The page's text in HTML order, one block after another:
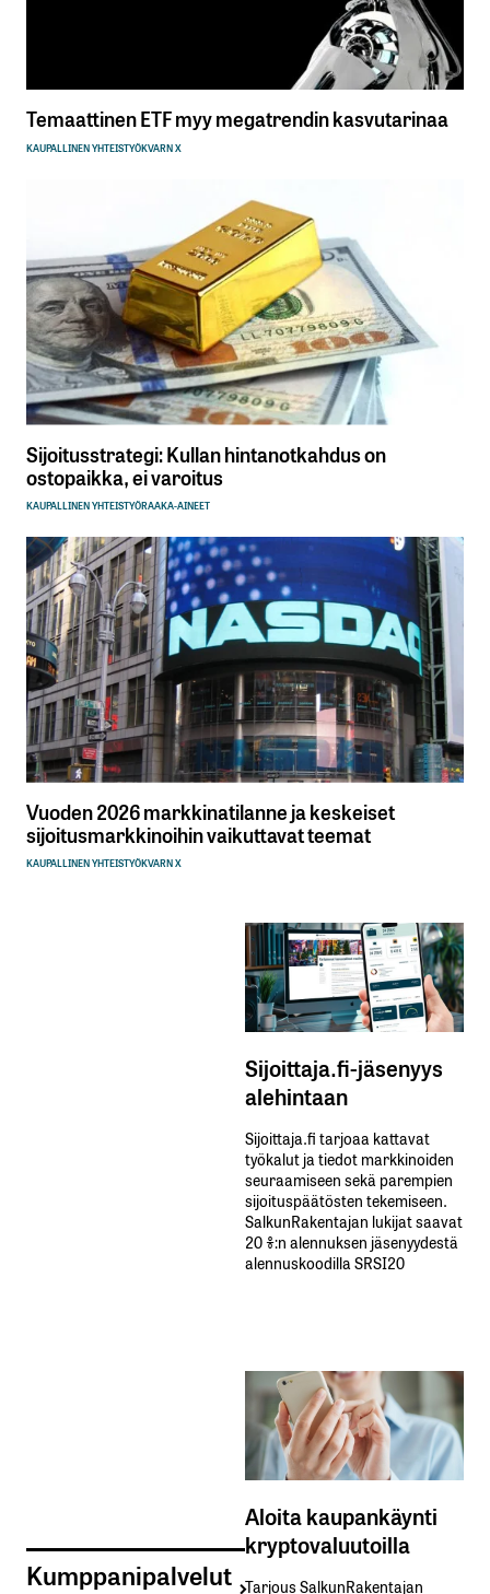
Kommentti*
Nimesi tai nimimerkkisi*
Sähköpostiosoitteesi
Tilaa SalkunRakentajan uutiskirje
Lähetä kommentti
Temaattinen ETF myy megatrendin kasvutarinaa
KAUPALLINEN YHTEISTYÖKVARN X
Sijoitusstrategi: Kullan hintanotkahdus on
ostopaikka, ei varoitus
KAUPALLINEN YHTEISTYÖRAAKA-AINEET
Vuoden 2026 markkinatilanne ja keskeiset
sijoitusmarkkinoihin vaikuttavat teemat
KAUPALLINEN YHTEISTYÖKVARN X
Kumppanipalvelut
Sijoittaja.fi-jäsenyys
alehintaan
Sijoittaja.fi tarjoaa kattavat
työkalut ja tiedot markkinoiden
seuraamiseen sekä parempien
sijoituspäätösten tekemiseen.
SalkunRakentajan lukijat saavat
20 %:n alennuksen jäsenyydestä
alennuskoodilla SRSI20
Aloita kaupankäynti
kryptovaluutoilla
Tarjous SalkunRakentajan